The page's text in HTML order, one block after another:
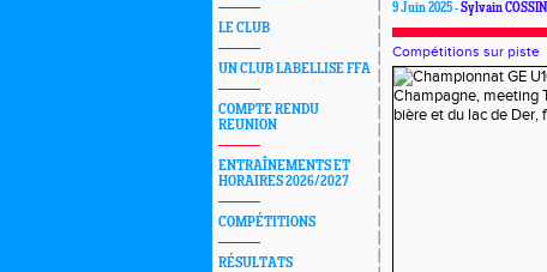
LE CLUB
UN CLUB LABELLISE FFA
COMPTE RENDU
REUNION
ENTRAÎNEMENTS ET
HORAIRES 2026/2027
COMPÉTITIONS
RÉSULTATS
9 Juin 2025 -Sylvain COSSIN
Compétitions sur piste